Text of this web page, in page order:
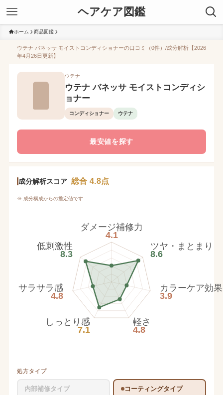
ヘアケア図鑑
ホーム 商品図鑑
ウテナ バネッサ モイストコンディショナーの口コミ（0件）/成分解析【2026
年4月26日更新】
ウテナ
ウテナ バネッサ モイストコンディシ
ョナー
コンディショナー ウテナ
最安値を探す
成分解析スコア 総合 4.8点
※ 成分構成からの推定値です
ダメージ補修力
4.1
ツヤ・まとまり
8.6
カラーケア効果
3.9
軽さ
4.8
しっとり感
7.1
サラサラ感
4.8
低刺激性
8.3
処方タイプ
内部補修タイプ コーティングタイプ